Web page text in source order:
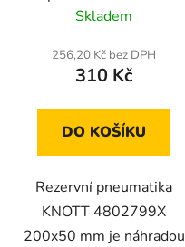
4802799X z plné gumy
Skladem
256,20 Kč bez DPH
310 Kč
DO KOŠÍKU
Rezervní pneumatika
KNOTT 4802799X
200x50 mm je náhradou